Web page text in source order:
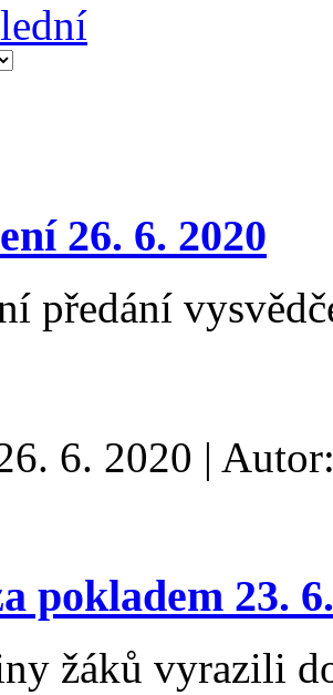
26. 6. 2020
předání
6. 2020 |
pokladem 23.
žáků vyrazili